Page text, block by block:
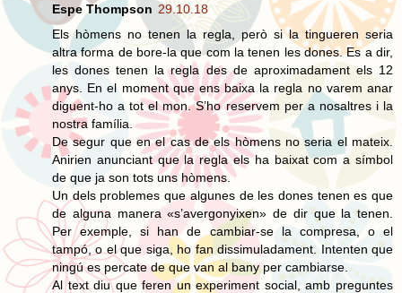
Espe Thompson 29.10.18
Els hòmens no tenen la regla, però si la tingueren seria
altra forma de bore-la que com la tenen les dones. Es a dir,
les dones tenen la regla des de aproximadament els 12
anys. En el moment que ens baixa la regla no varem anar
diguent-ho a tot el mon. S’ho reservem per a nosaltres i la
nostra família.
De segur que en el cas de els hòmens no seria el mateix.
Anirien anunciant que la regla els ha baixat com a símbol
de que ja son tots uns hòmens.
Un dels problemes que algunes de les dones tenen es que
de alguna manera «s’avergonyixen» de dir que la tenen.
Per exemple, si han de cambiar-se la compresa, o el
tampó, o el que siga, ho fan dissimuladament. Intenten que
ningú es percate de que van al bany per cambiarse.
Al text diu que feren un experiment social, amb preguntes